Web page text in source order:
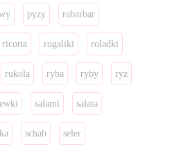
pyzy rabarbar
ricotta rogaliki roladki
rukola ryba ryby ryż
salami sałata
schab seler